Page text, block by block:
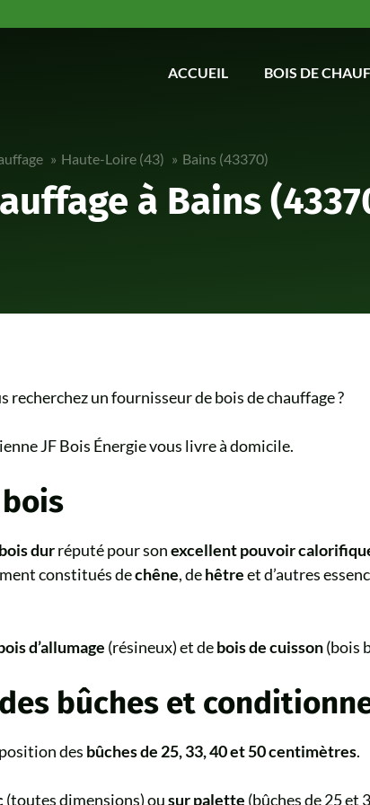
ACCUEIL BOIS DE
Haute-Loire (43) Bains (43370)
à Bains
recherchez un fournisseur de bois de chauffage ?
JF Bois Énergie vous livre à domicile.
bois
bois durréputé pour sonexcellent pouvoir
constitués dechêne, dehêtreet d’autres
d’allumage (résineux) et debois de cuisson(bois
bûches et
des bûches de 25, 33, 40 et 50 centimètres.
(toutes dimensions) ousur palette (bûches de 25 et